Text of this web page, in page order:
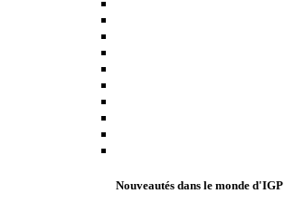
Nouveautés dans le monde d'IGP